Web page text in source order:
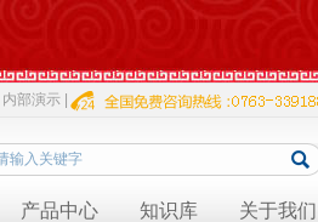
内部演示 |
产品中心 知识库 关于我们